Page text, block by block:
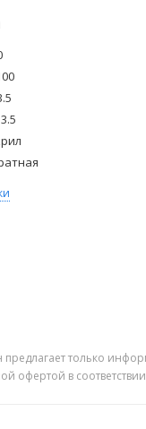
предлагает только
офертой в